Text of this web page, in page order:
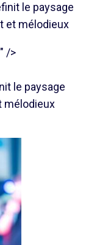
le paysage
et mélodieux
/>
le paysage
mélodieux